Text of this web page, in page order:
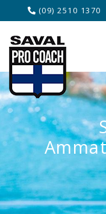
(09) 2510 1370